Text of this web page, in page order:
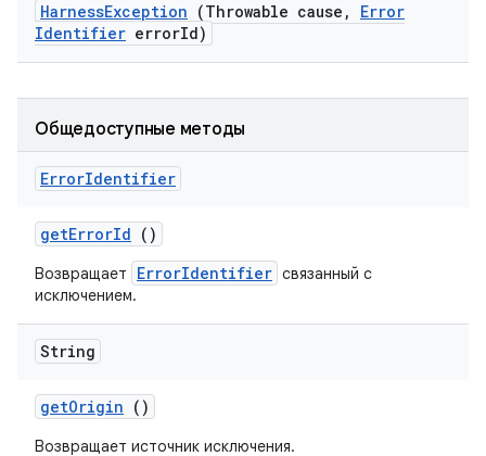
HarnessException (Throwable cause ,
Error
Identifier errorId)
Общедоступные методы
ErrorIdentifier
getErrorId ()
Возвращает ErrorIdentifier связанный с
исключением.
String
getOrigin ()
Возвращает источник исключения.